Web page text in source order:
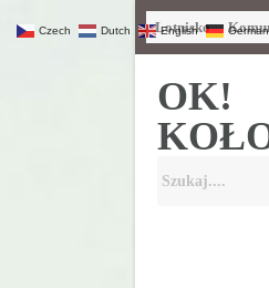
Lotnisko
OK!
Czech Dutch English German